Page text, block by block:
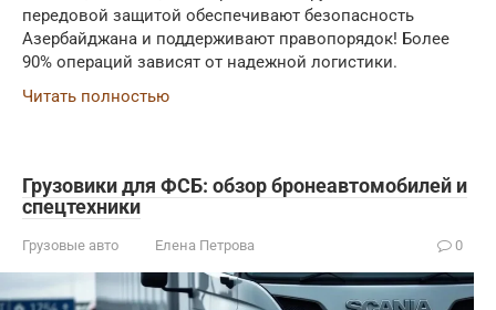
передовой защитой обеспечивают безопасность
Азербайджана и поддерживают правопорядок! Более
90% операций зависят от надежной логистики.
Читать полностью
Грузовики для ФСБ: обзор бронеавтомобилей и
спецтехники
Грузовые авто Елена Петрова 0